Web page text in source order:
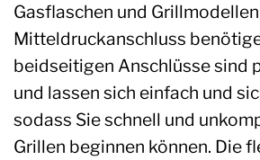
Gasflaschen und
Mitteldruckanschluss
beidseitigen Anschlüsse sind
und lassen sich einfach und
sodass Sie schnell und
Grillen beginnen können. Die